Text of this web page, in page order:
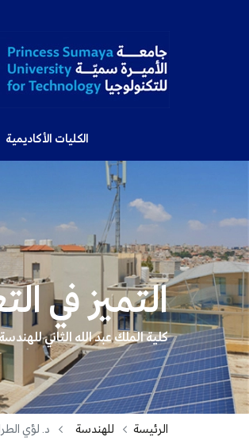
الكليات الأكاديمية
التميز في
كلية الملك عبد الله الثاني
الرئيسة للهندسة د. لؤي